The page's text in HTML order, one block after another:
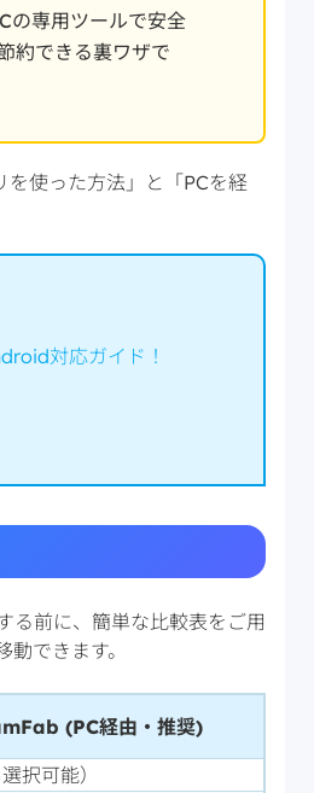
の専用ツールで安全
約できる裏ワザで
使った方法」と「PCを経
対応ガイド！
る前に、簡単な比較表をご用
できます。
(PC経由・推奨)
択可能）